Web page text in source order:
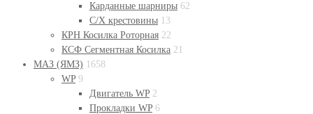
Карданные шарниры 62
С/Х крестовины 13
КРН Косилка Роторная 22
КСФ Сегментная Косилка 21
МАЗ (ЯМЗ) 1658
WP 9
Двигатель WP 2
Прокладки WP 6